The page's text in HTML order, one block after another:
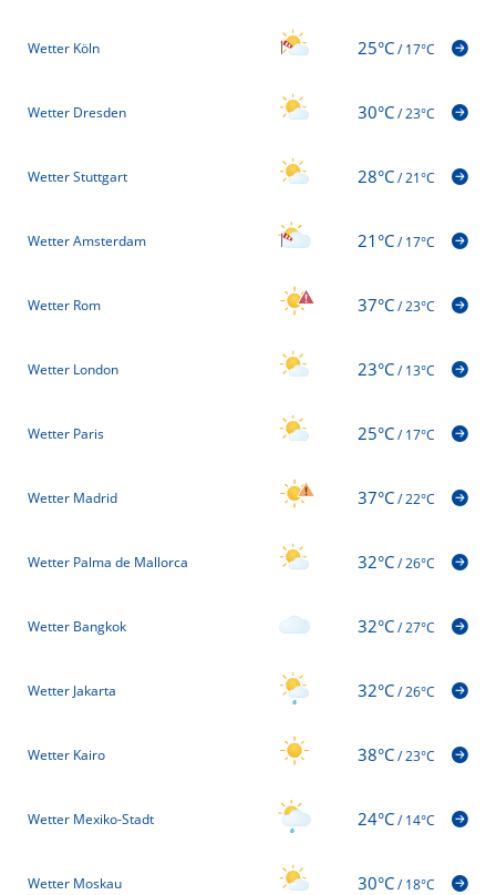
Wetter Köln 25°C/17°C
Wetter Dresden 30°C/23°C
Wetter Stuttgart 28°C/21°C
Wetter Amsterdam 21°C/17°C
Wetter Rom 37°C/23°C
Wetter London 23°C/13°C
Wetter Paris 25°C/17°C
Wetter Madrid 37°C/22°C
Wetter Palma de Mallorca 32°C/26°C
Wetter Bangkok 32°C/27°C
Wetter Jakarta 32°C/26°C
Wetter Kairo 38°C/23°C
Wetter Mexiko-Stadt 24°C/14°C
Wetter Moskau 30°C/18°C